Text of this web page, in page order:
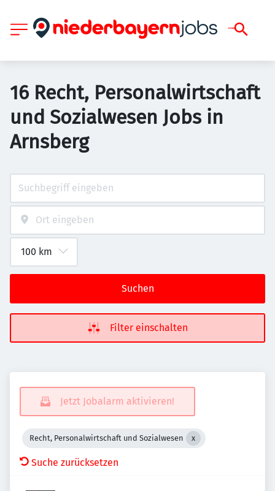
16 Recht, Personalwirtschaft
und Sozialwesen Jobs in
Arnsberg
Suchen
Filter einschalten
Jetzt Jobalarm aktivieren!
Recht, Personalwirtschaft und Sozialwesen
Suche zurücksetzen